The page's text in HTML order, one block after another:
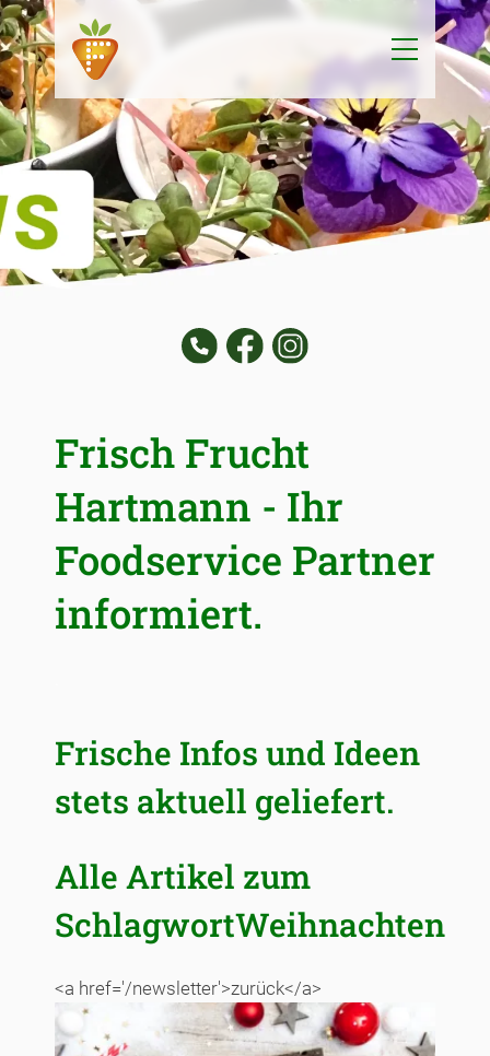
Frisch Frucht
Hartmann - Ihr
Foodservice Partner
informiert.
Frische Infos und Ideen
stets aktuell geliefert.
Alle Artikel zum
SchlagwortWeihnachten
<a href='/newsletter'>zurück</a>